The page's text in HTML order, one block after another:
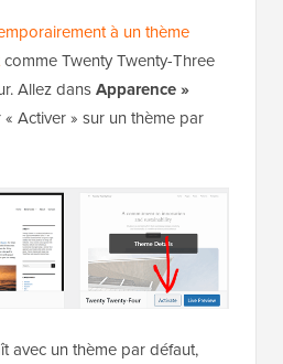
à un thème
comme Twenty Twenty-Three
Allez dansApparence »
Activer » sur un thème par
avec un thème par défaut,